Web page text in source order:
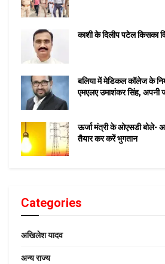
काशी के दिलीप पटेल किसका
बलिया में मेडिकल कॉलेज के
एमएलए उमाशंकर सिंह, अपनी
ऊर्जा मंत्री के ओएसडी बोले-
तैयार कर करें भुगतान
Categories
अखिलेश यादव
अन्य राज्य